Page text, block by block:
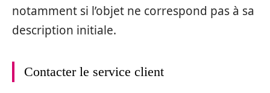
notamment si l’objet ne correspond pas à sa
description initiale.
Contacter le service client